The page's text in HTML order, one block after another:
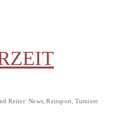
Reiter: News, Reitsport, Turniere